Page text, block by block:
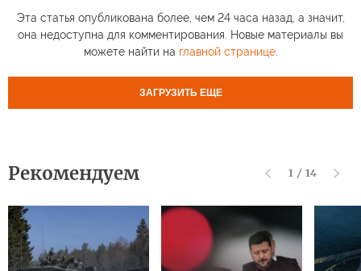
Эта статья опубликована более, чем 24 часа назад, а значит,
она недоступна для комментирования. Новые материалы вы
можете найти на главной странице.
ЗАГРУЗИТЬ ЕЩЕ
Рекомендуем 1 / 14